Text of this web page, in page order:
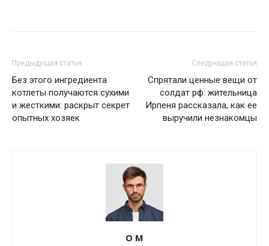
Предыдущая статья
Без этого ингредиента
котлеты получаются сухими
и жесткими: раскрыт секрет
опытных хозяек
Следующая статья
Спрятали ценные вещи от
солдат рф: жительница
Ирпеня рассказала, как ее
выручили незнакомцы
О М